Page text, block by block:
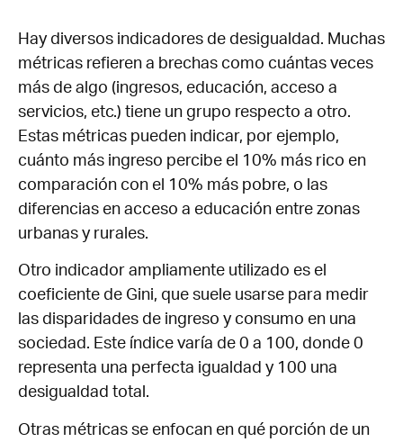
Hay diversos indicadores de desigualdad. Muchas
métricas refieren a brechas como cuántas veces
más de algo (ingresos, educación, acceso a
servicios, etc.) tiene un grupo respecto a otro.
Estas métricas pueden indicar, por ejemplo,
cuánto más ingreso percibe el 10% más rico en
comparación con el 10% más pobre, o las
diferencias en acceso a educación entre zonas
urbanas y rurales.
Otro indicador ampliamente utilizado es el
coeficiente de Gini, que suele usarse para medir
las disparidades de ingreso y consumo en una
sociedad. Este índice varía de 0 a 100, donde 0
representa una perfecta igualdad y 100 una
desigualdad total.
Otras métricas se enfocan en qué porción de un